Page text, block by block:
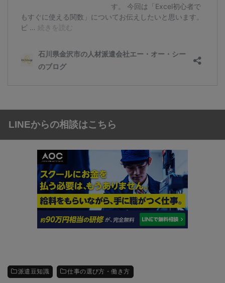
LINEからの相談はこちら
派遣豆知識 仕事の選び方・働き方